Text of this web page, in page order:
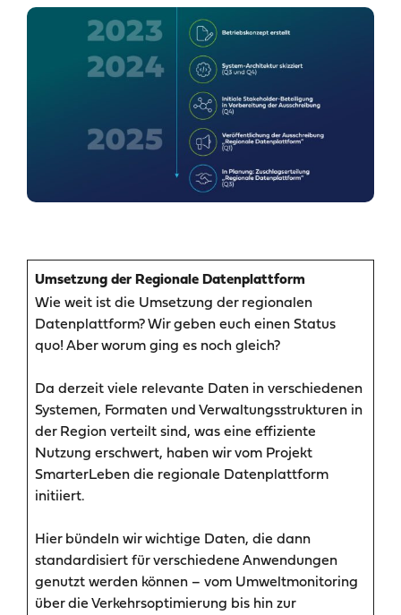
Umsetzung der Regionale Datenplattform
Wie weit ist die Umsetzung der regionalen
Datenplattform? Wir geben euch einen Status
quo! Aber worum ging es noch gleich?
Da derzeit viele relevante Daten in verschiedenen
Systemen, Formaten und Verwaltungsstrukturen in
der Region verteilt sind, was eine effiziente
Nutzung erschwert, haben wir vom Projekt
SmarterLeben die regionale Datenplattform
initiiert.
Hier bündeln wir wichtige Daten, die dann
standardisiert für verschiedene Anwendungen
genutzt werden können – vom Umweltmonitoring
über die Verkehrsoptimierung bis hin zur